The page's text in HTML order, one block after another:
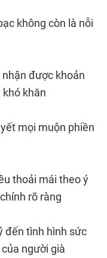
không còn là nỗi
được khoản
khăn
mọi muộn phiền
thoải mái theo ý
rõ ràng
đến tình hình sức
người già